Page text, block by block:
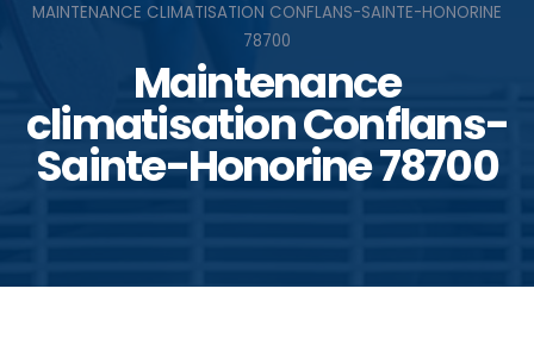
Maintenance
climatisation Conflans-
Sainte-Honorine 78700
MAINTENANCE CLIMATISATION CONFLANS-SAINTE-HONORINE
78700